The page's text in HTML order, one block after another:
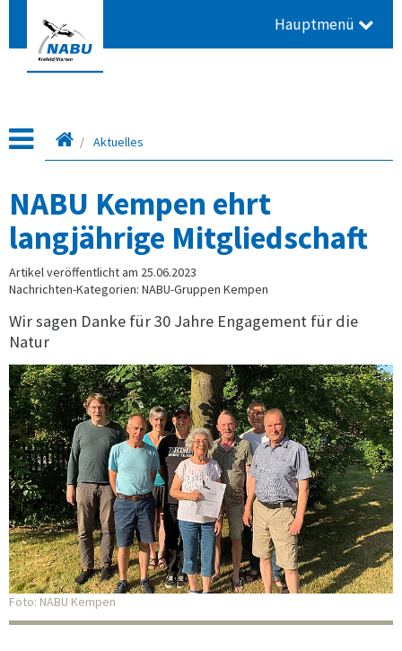
Hauptmenü
Startseite
Aktuelles
NABU Kempen ehrt
langjährige Mitgliedschaft
Artikel veröffentlicht am 25.06.2023
Nachrichten-Kategorien: NABU-Gruppen Kempen
Wir sagen Danke für 30 Jahre Engagement für die
Natur
Foto: NABU Kempen